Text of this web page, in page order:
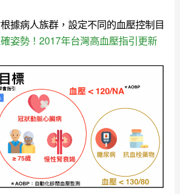
據病人族群，設定不同的血壓控制目
姿勢！2017年台灣高血壓指引更新